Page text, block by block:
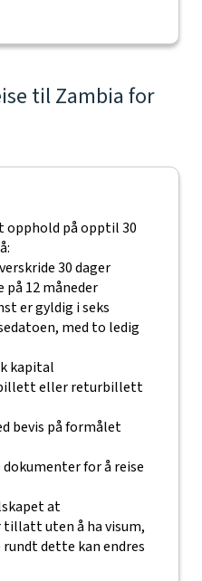
til Zambia for
på opptil 30
30 dager
på 12 måneder
er gyldig i seks
med to ledig
kapital
billett eller returbillett
bevis på formålet
for å reise
at
uten å ha visum,
dette kan endres